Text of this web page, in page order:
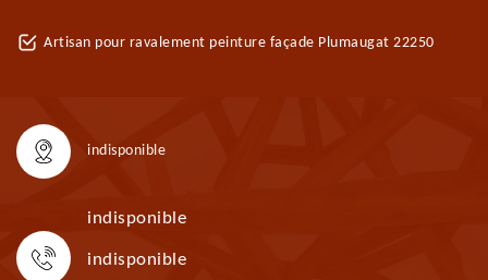
Artisan pour ravalement peinture façade Plumaugat 22250
indisponible
indisponible
indisponible